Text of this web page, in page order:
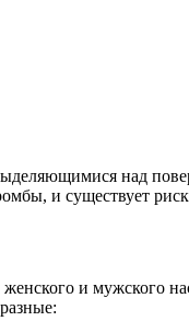
над
и существует
и мужского